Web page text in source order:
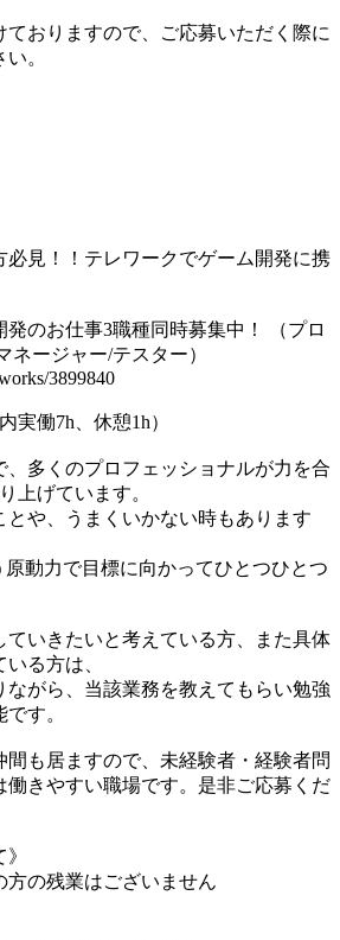
ておりますので、ご応募いただく際に
。
見！！テレワークでゲーム開発に携
発のお仕事3職種同時募集中！ （プロ
ネージャー/テスター）
3899840
実働7h、休憩1h）
、多くのプロフェッショナルが力を合
上げています。
とや、うまくいかない時もあります
動力で目標に向かってひとつひとつ
ていきたいと考えている方、また具体
る方は、
ながら、当該業務を教えてもらい勉強
す。
間も居ますので、未経験者・経験者問
働きやすい職場です。是非ご応募くだ
の残業はございません